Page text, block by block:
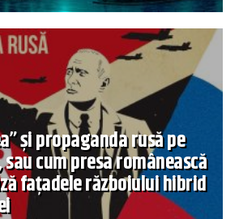
și propaganda rusă pe
cum presa românească
fațadele războiului hibrid